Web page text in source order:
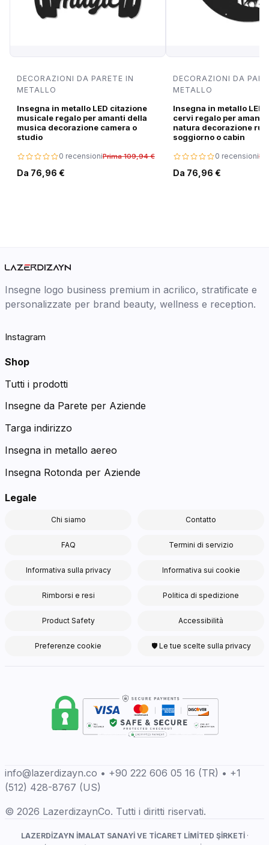
DECORAZIONI DA PARETE IN
METALLO
Insegna in metallo LED citazione
musicale regalo per amanti della
musica decorazione camera o
studio
0 recensioniPrima 109,94 €
Da 76,96 €
DECORAZIONI DA
METALLO
Insegna in metallo LED
cervi regalo per amanti
natura decorazione
soggiorno o cabin
0 recensioni
Da 76,96 €
Insegne logo business premium in acrilico, stratificate e
personalizzate per brand beauty, wellness e reception.
Instagram
Shop
Tutti i prodotti
Insegne da Parete per Aziende
Targa indirizzo
Insegna in metallo aereo
Insegna Rotonda per Aziende
Legale
Chi siamo Contatto
FAQ Termini di servizio
Informativa sulla privacy Informativa sui cookie
Rimborsi e resi Politica di spedizione
Product Safety Accessibilità
Preferenze cookie 🛡 Le tue scelte sulla privacy
info@lazerdizayn.co • +90 222 606 05 16 (TR) • +1
(512) 428-8767 (US)
© 2026 LazerdizaynCo. Tutti i diritti riservati.
LAZERDİZAYN İMALAT SANAYİ VE TİCARET LİMİTED ŞİRKETİ·